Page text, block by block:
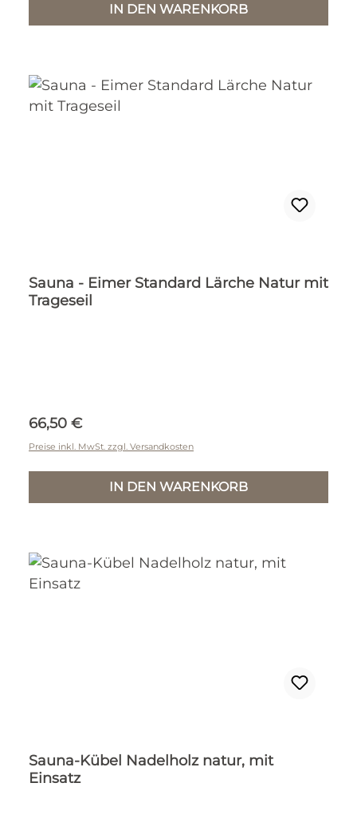
IN DEN WARENKORB
Sauna - Eimer Standard Lärche Natur mit
Trageseil
Regulärer Preis:
66,50 €
Preise inkl. MwSt. zzgl. Versandkosten
IN DEN WARENKORB
Sauna-Kübel Nadelholz natur, mit
Einsatz